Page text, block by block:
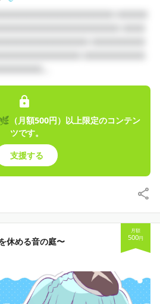
しくなるように。
リエからそっと届けられますよう
吸できる時間をこの場所で。
ってくださいね。🐚
て。🫧
（月額500円）以上限定のコンテン
ツです。
支援する
休める音の庭〜
月額
500円